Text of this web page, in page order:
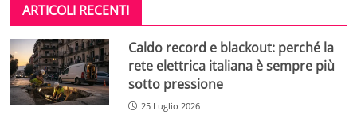
ARTICOLI RECENTI
Caldo record e blackout: perché la
rete elettrica italiana è sempre più
sotto pressione
25 Luglio 2026